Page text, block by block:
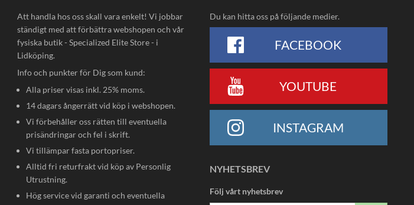
Att handla hos oss skall vara enkelt! Vi jobbar
ständigt med att förbättra webshopen och vår
fysiska butik - Specialized Elite Store - i
Lidköping.
Info och punkter för Dig som kund:
Alla priser visas inkl. 25% moms.
14 dagars ångerrätt vid köp i webshopen.
Vi förbehåller oss rätten till eventuella
prisändringar och fel i skrift.
Vi tillämpar fasta portopriser.
Alltid fri returfrakt vid köp av Personlig
Utrustning.
Hög service vid garanti och eventuella
Du kan hitta oss på följande medier.
FACEBOOK
YOUTUBE
INSTAGRAM
NYHETSBREV
Följ vårt nyhetsbrev